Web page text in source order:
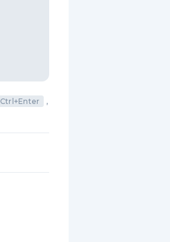
Ctrl+Enter
,